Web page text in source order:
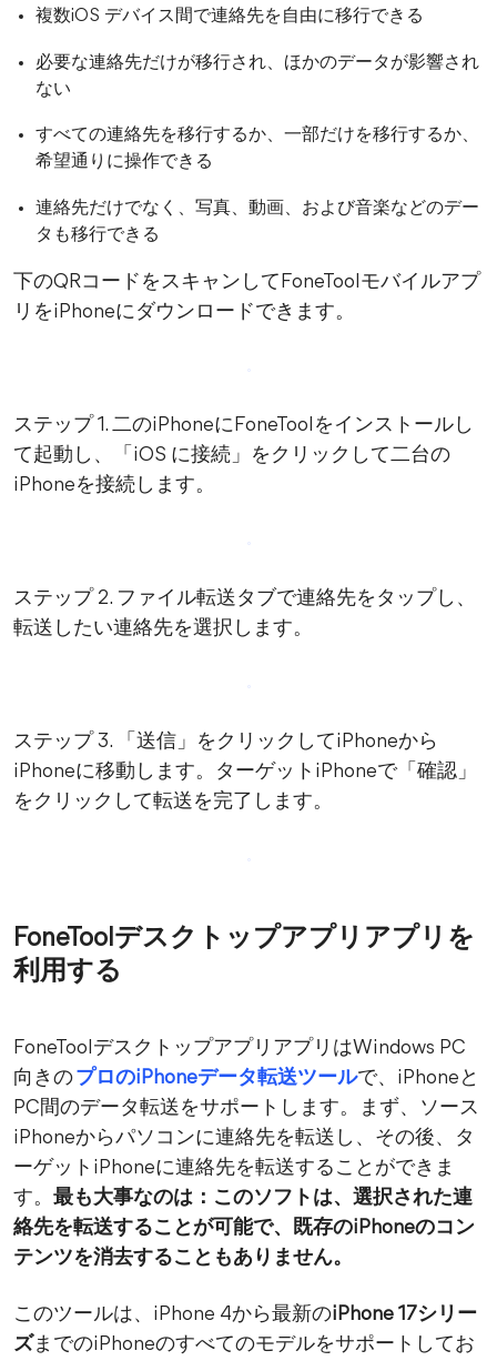
複数iOS デバイス間で連絡先を自由に移行できる
必要な連絡先だけが移行され、ほかのデータが影響され
ない
すべての連絡先を移行するか、一部だけを移行するか、
希望通りに操作できる
連絡先だけでなく、写真、動画、および音楽などのデー
タも移行できる
下のQRコードをスキャンしてFoneToolモバイルアプ
リをiPhoneにダウンロードできます。
ステップ 1. 二のiPhoneにFoneToolをインストールし
て起動し、「iOS に接続」をクリックして二台の
iPhoneを接続します。
ステップ 2. ファイル転送タブで連絡先をタップし、
転送したい連絡先を選択します。
ステップ 3. 「送信」をクリックしてiPhoneから
iPhoneに移動します。ターゲットiPhoneで「確認」
をクリックして転送を完了します。
FoneToolデスクトップアプリアプリを
利用する
FoneToolデスクトップアプリアプリはWindows PC
向きのプロのiPhoneデータ転送ツールで、iPhoneと
PC間のデータ転送をサポートします。まず、ソース
iPhoneからパソコンに連絡先を転送し、その後、タ
ーゲットiPhoneに連絡先を転送することができま
す。 最も大事なのは：このソフトは、選択された連
絡先を転送することが可能で、既存のiPhoneのコン
テンツを消去することもありません。
このツールは、iPhone 4から最新のiPhone 17シリー
ズ までのiPhoneのすべてのモデルをサポートしてお